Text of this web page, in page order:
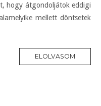
hogy átgondoljátok eddigi
mellett döntsetek
ELOLVASOM